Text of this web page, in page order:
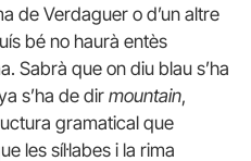
de Verdaguer o d’un altre
bé no haurà entès
Sabrà que on diu blau s’ha
s’ha de dir mountain,
gramatical que
les síl·labes i la rima